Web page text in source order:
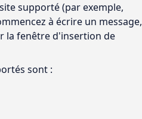
supporté (par exemple,
à écrire un message,
la fenêtre d'insertion de
sont :